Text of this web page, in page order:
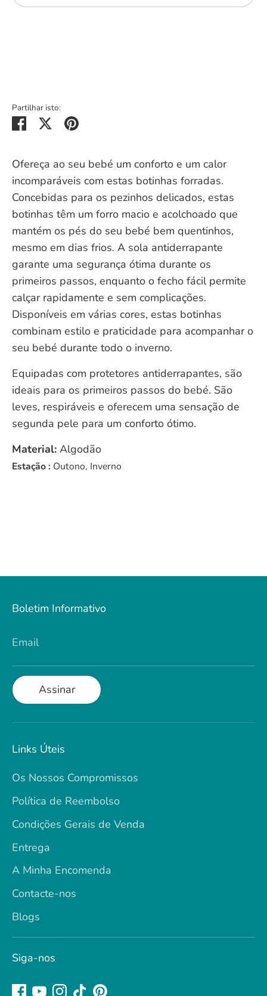
Partilhar isto:
PartilharTweeterAlfinetar
Ofereça ao seu bebé um conforto e um calor
incomparáveis com estas botinhas forradas.
Concebidas para os pezinhos delicados, estas
botinhas têm um forro macio e acolchoado que
mantém os pés do seu bebé bem quentinhos,
mesmo em dias frios. A sola antiderrapante
garante uma segurança ótima durante os
primeiros passos, enquanto o fecho fácil permite
calçar rapidamente e sem complicações.
Disponíveis em várias cores, estas botinhas
combinam estilo e praticidade para acompanhar o
seu bebé durante todo o inverno.
Equipadas com protetores antiderrapantes, são
ideais para os primeiros passos do bebé. São
leves, respiráveis e oferecem uma sensação de
segunda pele para um conforto ótimo.
Material: Algodão
Estação : Outono, Inverno
Boletim Informativo
Email
Assinar
Links Úteis
Os Nossos Compromissos
Política de Reembolso
Condições Gerais de Venda
Entrega
A Minha Encomenda
Contacte-nos
Blogs
Siga-nos